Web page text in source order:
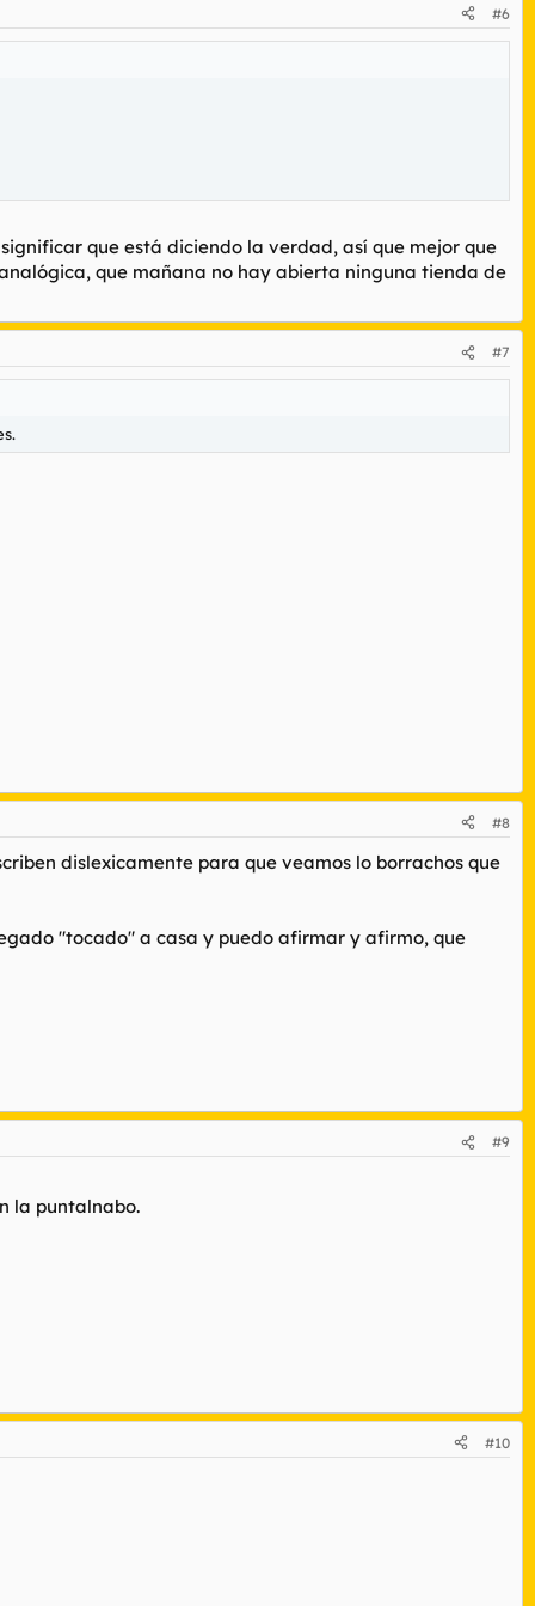
#6
que está diciendo la verdad, así que mejor que
que mañana no hay abierta ninguna tienda de
#7
#8
dislexicamente para que veamos lo borrachos que
"tocado" a casa y puedo afirmar y afirmo, que
#9
la puntalnabo.
#10